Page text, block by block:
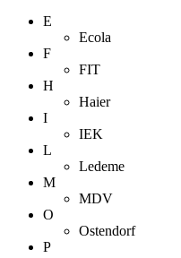
E
Ecola
F
FIT
H
Haier
I
IEK
L
Ledeme
M
MDV
O
Ostendorf
P